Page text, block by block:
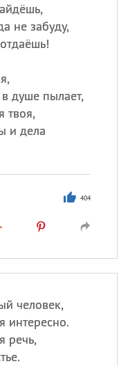
не забуду,
душе пылает,
твоя,
и дела
404
человек,
интересно.
речь,